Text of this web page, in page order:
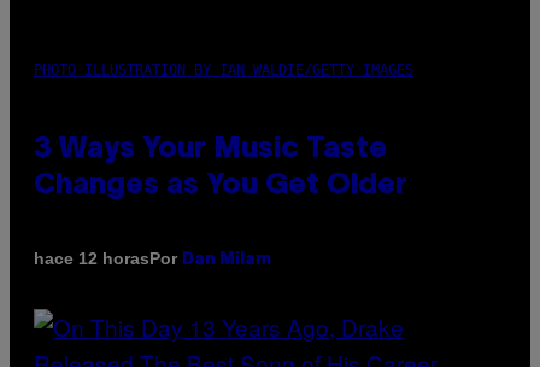
PHOTO ILLUSTRATION BY IAN WALDIE/GETTY IMAGES
3 Ways Your Music Taste
Changes as You Get Older
hace 12 horasPor Dan Milam